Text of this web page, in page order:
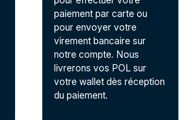
paiement par carte ou
pour envoyer votre
virement bancaire sur
notre compte. Nous
livrerons vos POL sur
votre wallet dès réception
du paiement.